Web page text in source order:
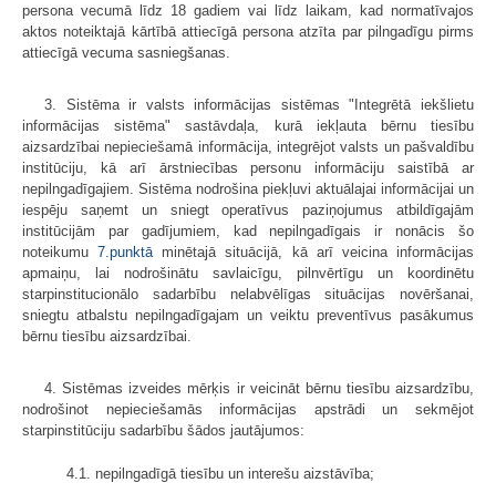
persona vecumā līdz 18 gadiem vai līdz laikam, kad normatīvajos
aktos noteiktajā kārtībā attiecīgā persona atzīta par pilngadīgu pirms
attiecīgā vecuma sasniegšanas.
3. Sistēma ir valsts informācijas sistēmas "Integrētā iekšlietu
informācijas sistēma" sastāvdaļa, kurā iekļauta bērnu tiesību
aizsardzībai nepieciešamā informācija, integrējot valsts un pašvaldību
institūciju, kā arī ārstniecības personu informāciju saistībā ar
nepilngadīgajiem. Sistēma nodrošina piekļuvi aktuālajai informācijai un
iespēju saņemt un sniegt operatīvus paziņojumus atbildīgajām
institūcijām par gadījumiem, kad nepilngadīgais ir nonācis šo
noteikumu7.punktā minētajā situācijā, kā arī veicina informācijas
apmaiņu, lai nodrošinātu savlaicīgu, pilnvērtīgu un koordinētu
starpinstitucionālo sadarbību nelabvēlīgas situācijas novēršanai,
sniegtu atbalstu nepilngadīgajam un veiktu preventīvus pasākumus
bērnu tiesību aizsardzībai.
4. Sistēmas izveides mērķis ir veicināt bērnu tiesību aizsardzību,
nodrošinot nepieciešamās informācijas apstrādi un sekmējot
starpinstitūciju sadarbību šādos jautājumos:
4.1. nepilngadīgā tiesību un interešu aizstāvība;